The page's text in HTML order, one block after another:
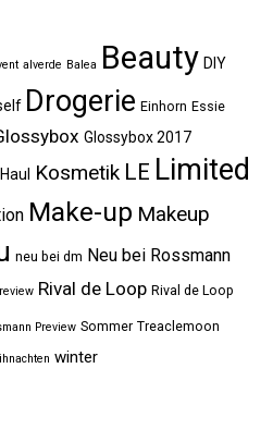
alverde Balea Beauty DIY
Drogerie Einhorn Essie
Glossybox 2017
Haul Kosmetik LE Limited
Make-up Makeup
neu bei dm Neu bei Rossmann
review Rival de Loop Rival de Loop
Preview Sommer Treaclemoon
winter